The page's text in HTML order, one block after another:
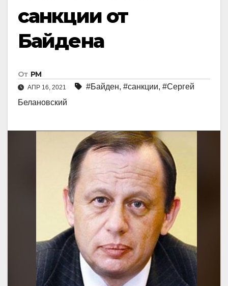
санкции от
Байдена
От РМ
АПР 16, 2021 #Байден, #санкции, #Сергей
Белановский